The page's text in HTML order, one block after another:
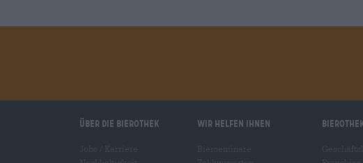
Über die Bierothek Wir helfen Ihnen